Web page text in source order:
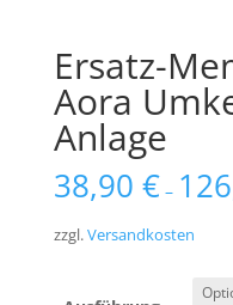
Ersatz-
Aora
Anlage
38,90 € –
zzgl.Versandkosten